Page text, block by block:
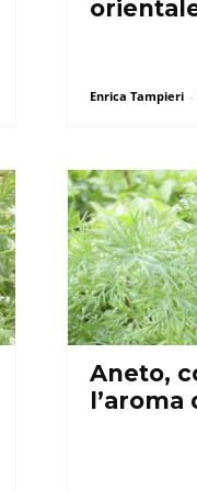
Enrica Tampieri -
Aneto,
l’aroma